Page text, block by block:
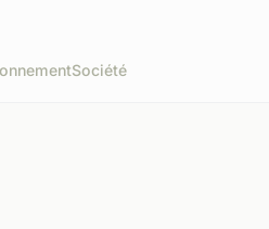
Société